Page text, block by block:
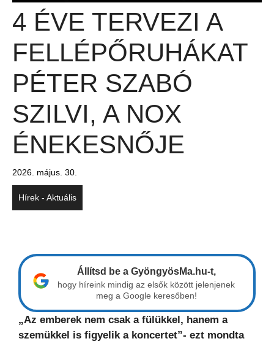
4 ÉVE TERVEZI A
FELLÉPŐRUHÁKAT
PÉTER SZABÓ
SZILVI, A NOX
ÉNEKESNŐJE
2026. május. 30.
Hírek - Aktuális
Állítsd be a GyöngyösMa.hu-t,
hogy híreink mindig az elsők között jelenjenek
meg a Google keresőben!
„Az emberek nem csak a fülükkel, hanem a
szemükkel is figyelik a koncertet”- ezt mondta